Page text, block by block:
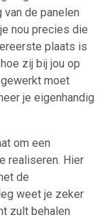
de panelen
nou precies die
plaats is
zij bij jou op
moet
je eigenhandig
om een
realiseren. Hier
de
weet je zeker
zult behalen